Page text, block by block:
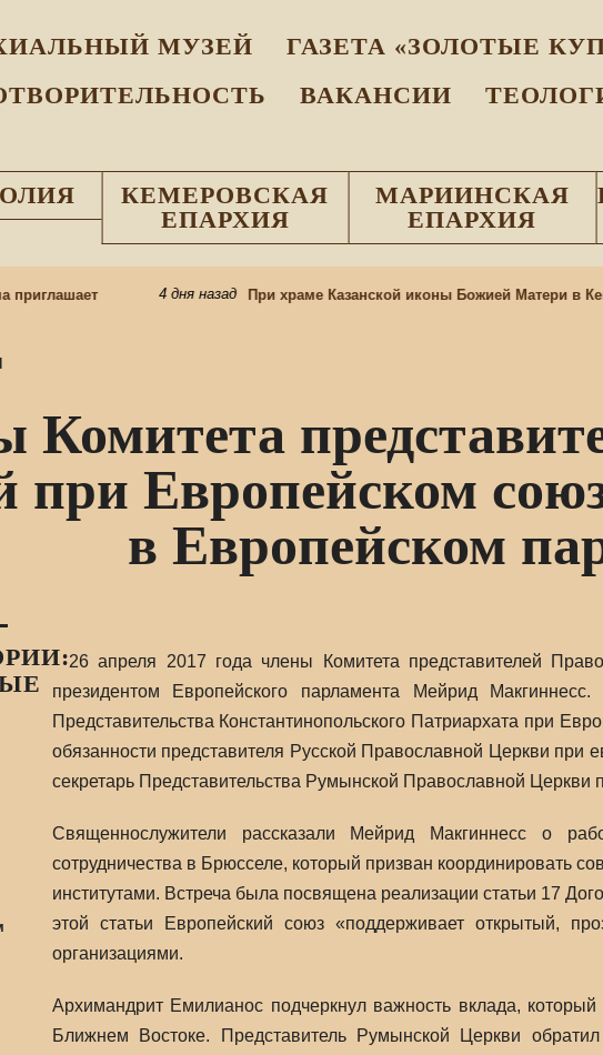
МУЗEЙ
ГАЗЕТА «ЗОЛОТЫЕ
ВАКАНСИИ
КЕМЕРОВСКАЯ
ЕПАРХИЯ
МАРИИНСКАЯ
ЕПАРХИЯ
4 дня назад При храме Казанской иконы Божией Матери в
Комитета
при Европейском
в Европейском
26 апреля 2017 года члены Комитета представителей
президентом Европейского парламента Мейрид
Представительства Константинопольского Патриархата при
обязанности представителя Русской Православной Церкви
секретарь Представительства Румынской Православной Церкви
Священнослужители рассказали Мейрид Макгиннесс о
сотрудничества в Брюсселе, который призван координировать
институтами. Встреча была посвящена реализации статьи 17
этой статьи Европейский союз «поддерживает открытый,
организациями.
Архимандрит Емилианос подчеркнул важность вклада,
Ближнем Востоке. Представитель Румынской Церкви